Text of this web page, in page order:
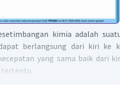
kimia adalah
berlangsung dari kiri ke
yang sama baik dari
tertentu.